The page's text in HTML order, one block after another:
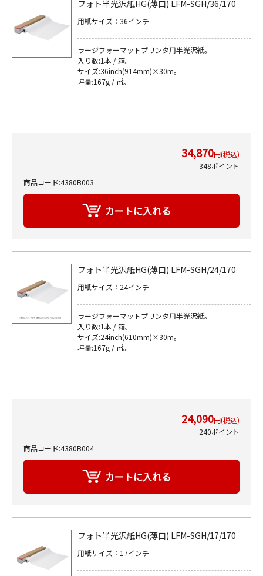
フォト半光沢紙HG(薄口) LFM-SGH/36/170
用紙サイズ：36インチ
ラージフォーマットプリンタ用半光沢紙｡
入り数:1本 / 箱。
サイズ:36inch(914mm)×30m｡
坪量:167g / ㎡｡
34,870円(税込)
348ポイント
商品コード:4380B003
フォト半光沢紙HG(薄口) LFM-SGH/24/170
用紙サイズ：24インチ
ラージフォーマットプリンタ用半光沢紙｡
入り数:1本 / 箱。
サイズ:24inch(610mm)×30m｡
坪量:167g / ㎡｡
24,090円(税込)
240ポイント
商品コード:4380B004
フォト半光沢紙HG(薄口) LFM-SGH/17/170
用紙サイズ：17インチ